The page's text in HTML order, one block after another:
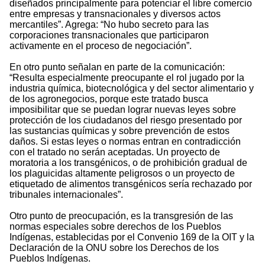
diseñados principalmente para potenciar el libre comercio
entre empresas y transnacionales y diversos actos
mercantiles”. Agrega: “No hubo secreto para las
corporaciones transnacionales que participaron
activamente en el proceso de negociación”.
En otro punto señalan en parte de la comunicación:
“Resulta especialmente preocupante el rol jugado por la
industria química, biotecnológica y del sector alimentario y
de los agronegocios, porque este tratado busca
imposibilitar que se puedan lograr nuevas leyes sobre
protección de los ciudadanos del riesgo presentado por
las sustancias químicas y sobre prevención de estos
daños. Si estas leyes o normas entran en contradicción
con el tratado no serán aceptadas. Un proyecto de
moratoria a los transgénicos, o de prohibición gradual de
los plaguicidas altamente peligrosos o un proyecto de
etiquetado de alimentos transgénicos sería rechazado por
tribunales internacionales”.
Otro punto de preocupación, es la transgresión de las
normas especiales sobre derechos de los Pueblos
Indígenas, establecidas por el Convenio 169 de la OIT y la
Declaración de la ONU sobre los Derechos de los
Pueblos Indígenas.